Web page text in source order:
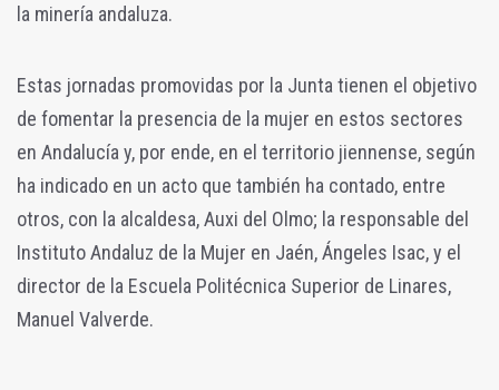
la minería andaluza.
Estas jornadas promovidas por la Junta tienen el objetivo
de fomentar la presencia de la mujer en estos sectores
en Andalucía y, por ende, en el territorio jiennense, según
ha indicado en un acto que también ha contado, entre
otros, con la alcaldesa, Auxi del Olmo; la responsable del
Instituto Andaluz de la Mujer en Jaén, Ángeles Isac, y el
director de la Escuela Politécnica Superior de Linares,
Manuel Valverde.